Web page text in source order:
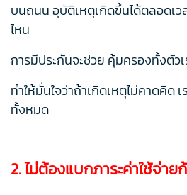
บนถนน อุบัติเหตุเกิดขึ้นได้ตลอดเว
ไหน
การมีประกันจะช่วย คุ้มครองทั้งตัว
ทำให้มั่นใจว่าถ้าเกิดเหตุไม่คาดคิด เ
ทั้งหมด
2. ไม่ต้องแบกภาระค่าใช้จ่า